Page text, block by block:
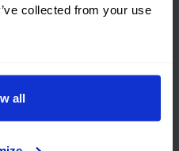
collected from your use
all
como entrada, el
que quieres realizar el